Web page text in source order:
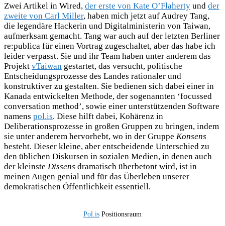
Zwei Artikel in Wired, der erste von Kate O’Flaherty und der
zweite von Carl Miller, haben mich jetzt auf Audrey Tang,
die legendäre Hackerin und Digitalministerin von Taiwan,
aufmerksam gemacht. Tang war auch auf der letzten Berliner
re:publica für einen Vortrag zugeschaltet, aber das habe ich
leider verpasst. Sie und ihr Team haben unter anderem das
Projekt vTaiwan gestartet, das versucht, politische
Entscheidungsprozesse des Landes rationaler und
konstruktiver zu gestalten. Sie bedienen sich dabei einer in
Kanada entwickelten Methode, der sogenannten ‘focussed
conversation method’, sowie einer unterstützenden Software
namens pol.is. Diese hilft dabei, Kohärenz in
Deliberationsprozesse in großen Gruppen zu bringen, indem
sie unter anderem hervorhebt, wo in der Gruppe Konsens
besteht. Dieser kleine, aber entscheidende Unterschied zu
den üblichen Diskursen in sozialen Medien, in denen auch
der kleinste Dissens dramatisch überbetont wird, ist in
meinen Augen genial und für das Überleben unserer
demokratischen Öffentlichkeit essentiell.
Pol.is Positionsraum